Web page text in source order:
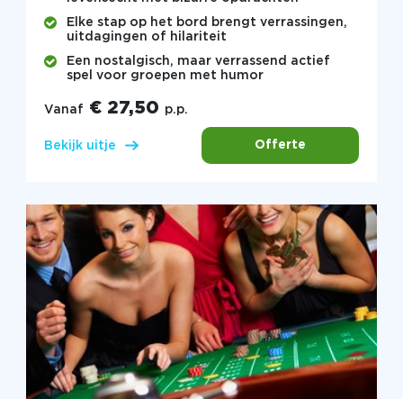
Elke stap op het bord brengt verrassingen,
uitdagingen of hilariteit
Een nostalgisch, maar verrassend actief
spel voor groepen met humor
Vanaf € 27,50 p.p.
Bekijk uitje Offerte